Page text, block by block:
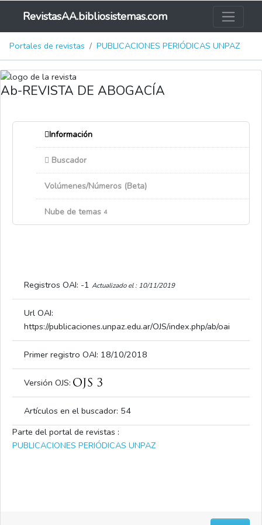
RevistasAA.bibliosistemas.com
Portales de revistas PUBLICACIONES PERIÓDICAS UNPAZ
Ab-REVISTA DE ABOGACÍA
Información
Buscador
Volúmenes/Números (Beta)
Nube de temas 4
Registros OAI: -1 Actualizado el : 10/11/2019
Url OAI:
https://publicaciones.unpaz.edu.ar/OJS/index.php/ab/oai
Primer registro OAI: 18/10/2018
Versión OJS:
Artículos en el buscador: 54
Parte del portal de revistas :
PUBLICACIONES PERIÓDICAS UNPAZ